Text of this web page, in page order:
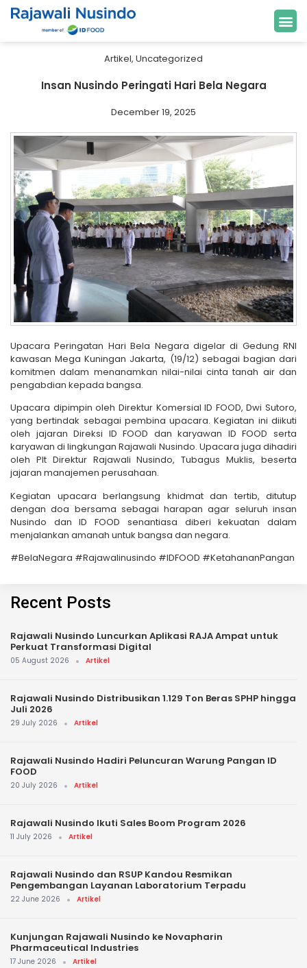
Artikel, Uncategorized
Insan Nusindo Peringati Hari Bela Negara
December 19, 2025
Upacara Peringatan Hari Bela Negara digelar di Gedung RNI
kawasan Mega Kuningan Jakarta, (19/12) sebagai bagian dari
komitmen dalam menanamkan nilai-nilai cinta tanah air dan
pengabdian kepada bangsa.
Upacara dipimpin oleh Direktur Komersial ID FOOD, Dwi Sutoro,
yang bertindak sebagai pembina upacara. Kegiatan ini diikuti
oleh jajaran Direksi ID FOOD dan karyawan ID FOOD serta
karyawan di lingkungan Rajawali Nusindo. Upacara juga dihadiri
oleh Plt Direktur Rajawali Nusindo, Tubagus Muklis, beserta
jajaran manajemen perusahaan.
Kegiatan upacara berlangsung khidmat dan tertib, ditutup
dengan doa bersama sebagai harapan agar seluruh insan
Nusindo dan ID FOOD senantiasa diberi kekuatan dalam
menjalankan amanah untuk bangsa dan negara.
#BelaNegara #Rajawalinusindo #IDFOOD #KetahananPangan
Recent Posts
Rajawali Nusindo Luncurkan Aplikasi RAJA Ampat untuk
Perkuat Transformasi Digital
05 August 2026 Artikel
Rajawali Nusindo Distribusikan 1.129 Ton Beras SPHP hingga
Juli 2026
29 July 2026 Artikel
Rajawali Nusindo Hadiri Peluncuran Warung Pangan ID
FOOD
20 July 2026 Artikel
Rajawali Nusindo Ikuti Sales Boom Program 2026
11 July 2026 Artikel
Rajawali Nusindo dan RSUP Kandou Resmikan
Pengembangan Layanan Laboratorium Terpadu
22 June 2026 Artikel
Kunjungan Rajawali Nusindo ke Novapharin
Pharmaceutical Industries
17 June 2026 Artikel